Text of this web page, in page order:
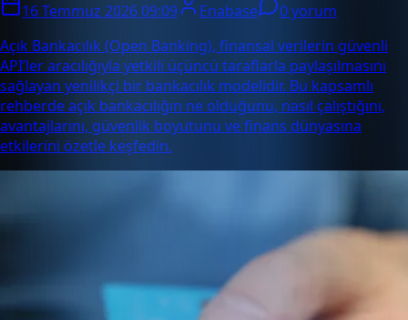
16 Temmuz 2026 09:09 Enabase
0 yorum
Açık Bankacılık (Open Banking), finansal verilerin güvenli
API’ler aracılığıyla yetkili üçüncü taraflarla paylaşılmasını
sağlayan yenilikçi bir bankacılık modelidir. Bu kapsamlı
rehberde açık bankacılığın ne olduğunu, nasıl çalıştığını,
avantajlarını, güvenlik boyutunu ve finans dünyasına
etkilerini özetle keşfedin.